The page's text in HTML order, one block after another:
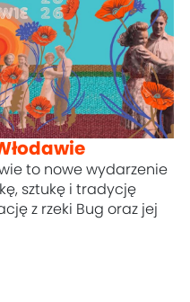
to nowe wydarzenie
sztukę i tradycję
z rzeki Bug oraz jej